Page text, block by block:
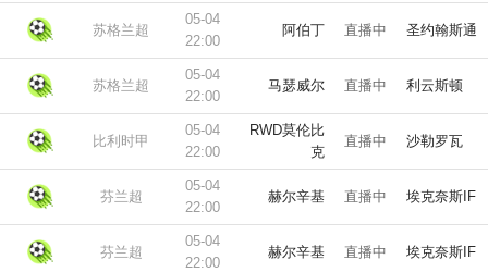
苏格兰超
05-04
22:00
阿伯丁 直播中 圣约翰斯通
苏格兰超
05-04
22:00
马瑟威尔 直播中 利云斯顿
比利时甲
05-04
22:00
RWD莫伦比
克
直播中 沙勒罗瓦
芬兰超
05-04
22:00
赫尔辛基 直播中 埃克奈斯IF
芬兰超
05-04
22:00
赫尔辛基 直播中 埃克奈斯IF